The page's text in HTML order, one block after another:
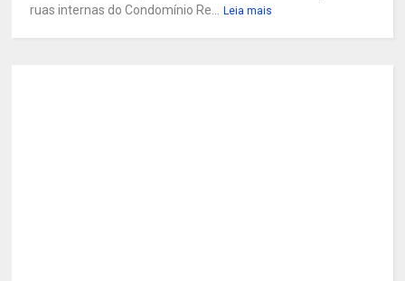
ruas internas do Condomínio Re...
Leia mais